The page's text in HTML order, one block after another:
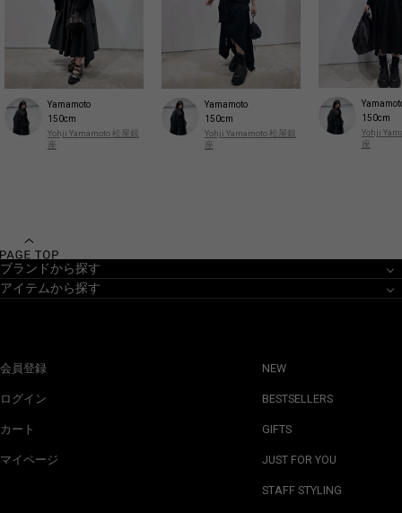
Yamamoto
150cm
Yohji Yamamoto 松屋銀
座
Yamamoto
150cm
Yohji Yamamoto 松屋銀
座
150cm
Yohji
座
ブランドから探す
アイテムから探す
会員登録
ログイン
カート
マイページ
NEW
BESTSELLERS
GIFTS
JUST FOR YOU
STAFF STYLING